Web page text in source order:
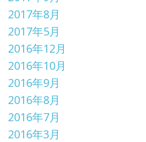
2017年8月
2017年5月
2016年12月
2016年10月
2016年9月
2016年8月
2016年7月
2016年3月